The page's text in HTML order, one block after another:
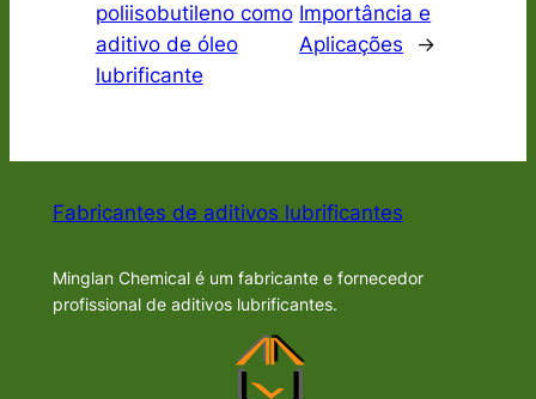
poliisobutileno como
aditivo de óleo
lubrificante
Importância e
Aplicações
→
Fabricantes de aditivos lubrificantes
Minglan Chemical é um fabricante e fornecedor
profissional de aditivos lubrificantes.